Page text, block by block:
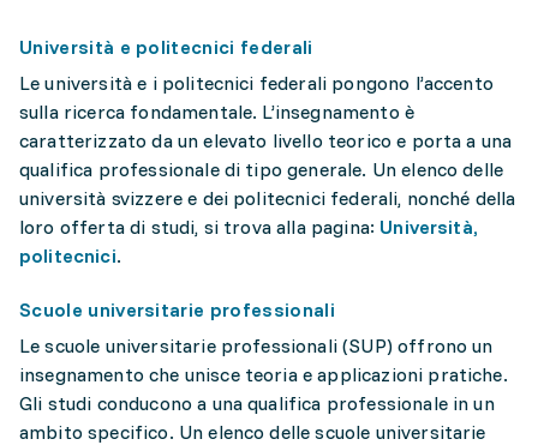
Università e politecnici federali
Le università e i politecnici federali pongono l’accento
sulla ricerca fondamentale. L’insegnamento è
caratterizzato da un elevato livello teorico e porta a una
qualifica professionale di tipo generale. Un elenco delle
università svizzere e dei politecnici federali, nonché della
loro offerta di studi, si trova alla pagina: Università,
politecnici.
Scuole universitarie professionali
Le scuole universitarie professionali (SUP) offrono un
insegnamento che unisce teoria e applicazioni pratiche.
Gli studi conducono a una qualifica professionale in un
ambito specifico. Un elenco delle scuole universitarie